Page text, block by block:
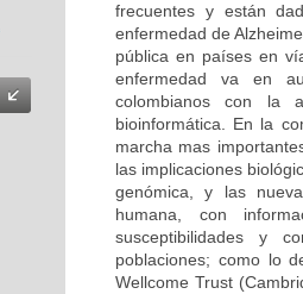
frecuentes y están
enfermedad de
pública en países en
enfermedad va en
colombianos con la
bioinformática. En la
marcha mas
las implicaciones
genómica, y las
humana, con
susceptibilidades y
poblaciones; como lo
Wellcome Trust